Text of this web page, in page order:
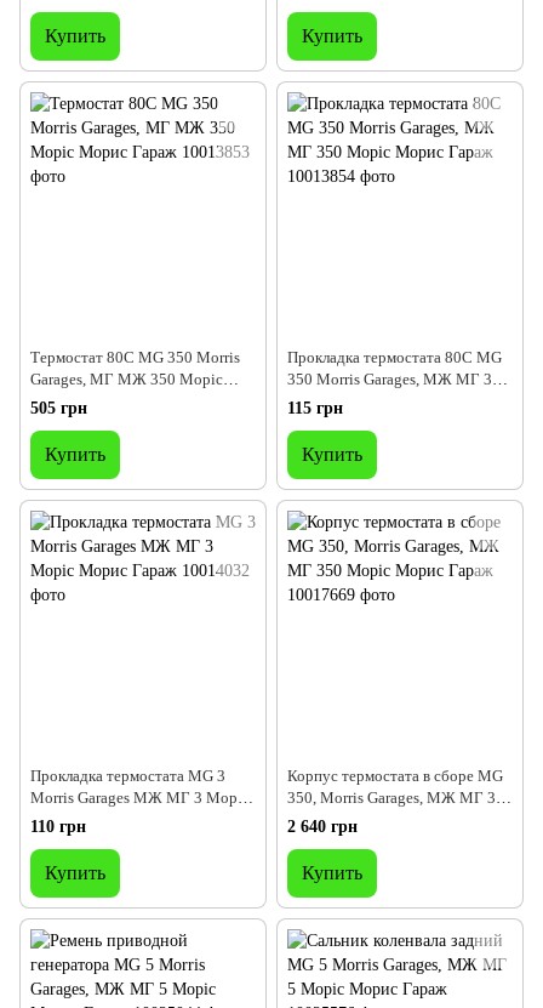
Купить Купить
Термостат 80С MG 350 Morris
Garages, МГ МЖ 350 Моріс
Морис Гараж
505 грн
Купить
Прокладка термостата 80С MG
350 Morris Garages, МЖ МГ 350
Моріс Морис Гараж
115 грн
Купить
Прокладка термостата MG 3
Morris Garages МЖ МГ 3 Моріс
Морис Гараж
110 грн
Купить
Корпус термостата в сборе MG
350, Morris Garages, МЖ МГ 350
Моріс Морис Гараж
2 640 грн
Купить